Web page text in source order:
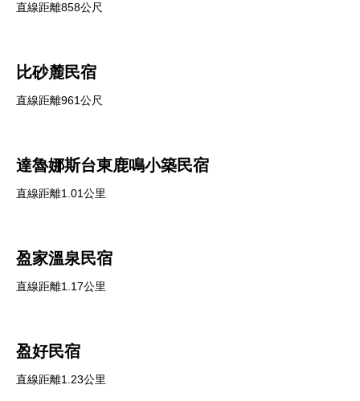
直線距離858公尺
比砂麓民宿
直線距離961公尺
達魯娜斯台東鹿鳴小築民宿
直線距離1.01公里
盈家溫泉民宿
直線距離1.17公里
盈好民宿
直線距離1.23公里